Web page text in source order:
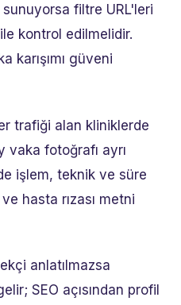
filtre URL'leri
kontrol edilmelidir.
karışımı güveni
trafiği alan kliniklerde
vaka fotoğrafı ayrı
işlem, teknik ve süre
ve hasta rızası metni
anlatılmazsa
SEO açısından profil